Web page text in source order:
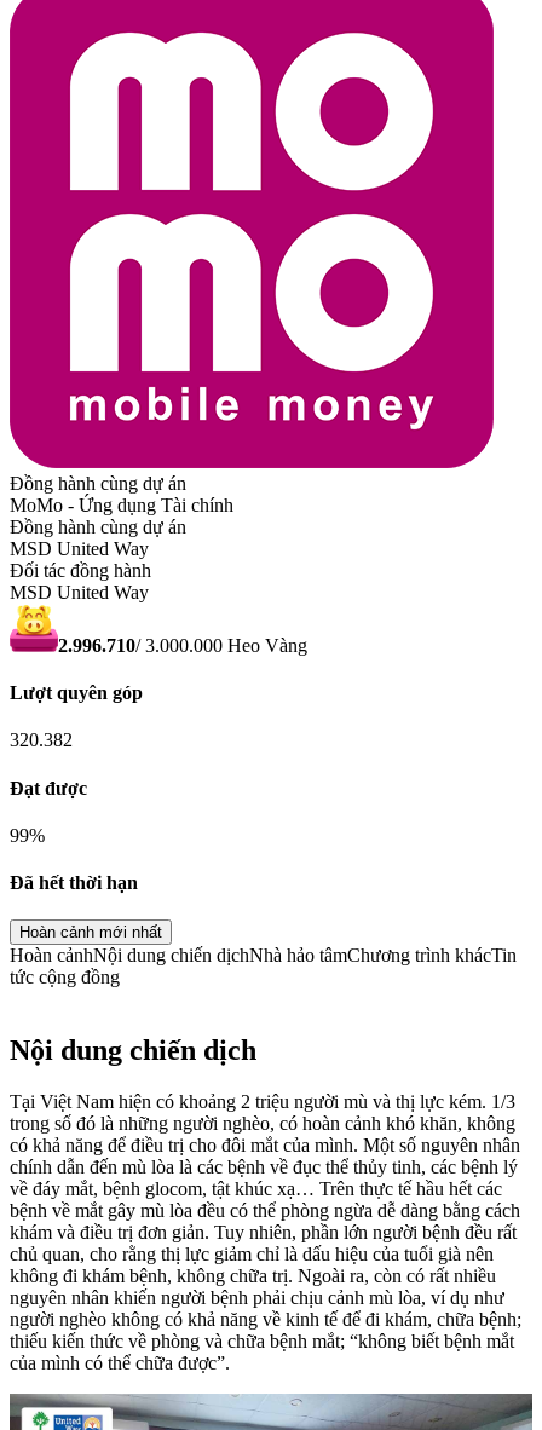
Đồng hành cùng dự án
MoMo - Ứng dụng Tài chính
Đồng hành cùng dự án
MSD United Way
Đối tác đồng hành
MSD United Way
2.996.710/3.000.000 Heo Vàng
Lượt quyên góp
320.382
Đạt được
99%
Đã hết thời hạn
Hoàn cảnh mới nhất
Hoàn cảnhNội dung chiến dịchNhà hảo tâmChương trình khácTin
tức cộng đồng
Nội dung chiến dịch
Tại Việt Nam hiện có khoảng 2 triệu người mù và thị lực kém. 1/3
trong số đó là những người nghèo, có hoàn cảnh khó khăn, không
có khả năng để điều trị cho đôi mắt của mình. Một số nguyên nhân
chính dẫn đến mù lòa là các bệnh về đục thể thủy tinh, các bệnh lý
về đáy mắt, bệnh glocom, tật khúc xạ… Trên thực tế hầu hết các
bệnh về mắt gây mù lòa đều có thể phòng ngừa dễ dàng bằng cách
khám và điều trị đơn giản. Tuy nhiên, phần lớn người bệnh đều rất
chủ quan, cho rằng thị lực giảm chỉ là dấu hiệu của tuổi già nên
không đi khám bệnh, không chữa trị. Ngoài ra, còn có rất nhiều
nguyên nhân khiến người bệnh phải chịu cảnh mù lòa, ví dụ như
người nghèo không có khả năng về kinh tế để đi khám, chữa bệnh;
thiếu kiến thức về phòng và chữa bệnh mắt; “không biết bệnh mắt
của mình có thể chữa được”.